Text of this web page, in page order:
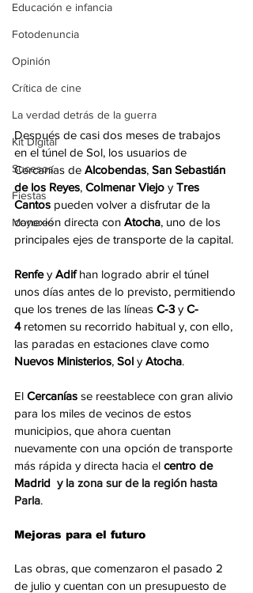
Educación e infancia
Fotodenuncia
Opinión
Crítica de cine
La verdad detrás de la guerra
Kit Digital
Sucesos
Fiestas
Mayores
Después de casi dos meses de trabajos
en el túnel de Sol, los usuarios de
Cercanías de Alcobendas, San Sebastián
de los Reyes, Colmenar Viejo y Tres
Cantos pueden volver a disfrutar de la
conexión directa con Atocha, uno de los
principales ejes de transporte de la capital.
Renfe y Adif han logrado abrir el túnel
unos días antes de lo previsto, permitiendo
que los trenes de las líneas C-3 y C-
4 retomen su recorrido habitual y, con ello,
las paradas en estaciones clave como
Nuevos Ministerios, Sol y Atocha.
El Cercanías se reestablece con gran alivio
para los miles de vecinos de estos
municipios, que ahora cuentan
nuevamente con una opción de transporte
más rápida y directa hacia el centro de
Madrid y la zona sur de la región hasta
Parla.
Mejoras para el futuro
Las obras, que comenzaron el pasado 2
de julio y cuentan con un presupuesto de